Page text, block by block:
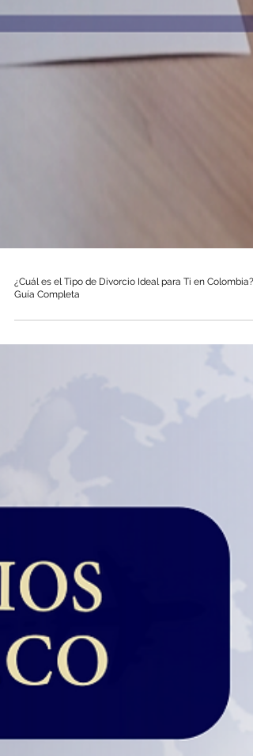
¿Cuál es el Tipo de Divorcio Ideal para Ti en Colombia?